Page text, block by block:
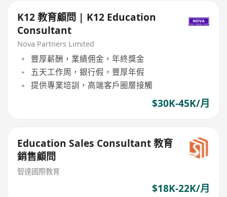
K12 教育顧問 | K12 Education
Consultant
Nova Partners Limited
豐厚薪酬，業績佣金，年終獎金
五天工作周，銀行假，豐厚年假
提供專業培訓，高端客戶圈層接觸
$30K-45K/月
Education Sales Consultant 教育
銷售顧問
智達國際教育
$18K-22K/月